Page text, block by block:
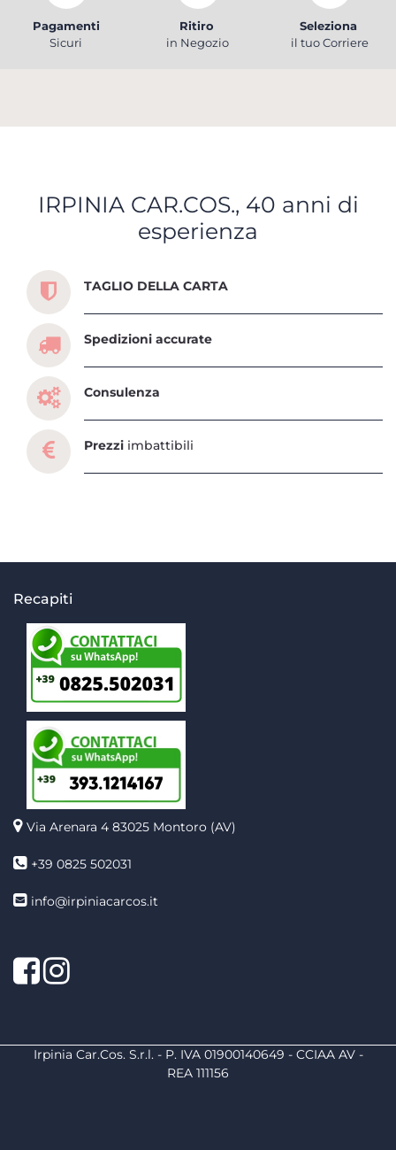
Pagamenti
Sicuri
Ritiro
in Negozio
Seleziona
il tuo Corriere
IRPINIA CAR.COS., 40 anni di
esperienza
Scopri tutti i servizi che ti abbiamo dedicato
TAGLIO DELLA CARTA
Spedizioni accurate
Consulenza
Prezzi imbattibili
Recapiti
Via Arenara 4 83025 Montoro (AV)
+39 0825 502031
info@irpiniacarcos.it
FacebookInstagram
Irpinia Car.Cos. S.r.l. - P. IVA 01900140649 - CCIAA AV -
REA 111156